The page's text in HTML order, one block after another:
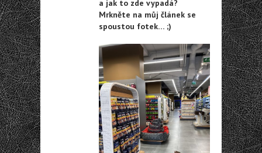
a jak to zde vypadá?
Mrkněte na můj článek se
spoustou fotek… ;)